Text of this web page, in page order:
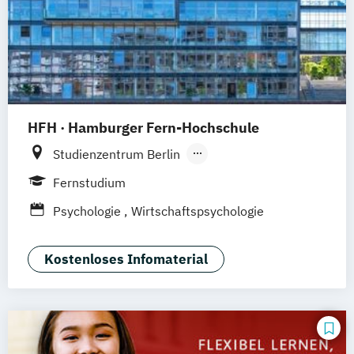
HFH · Hamburger Fern-Hochschule
Studienzentrum Berlin
Studienzentrum Düsseldorf
Studienzentrum München
Studienzentrum Stuttgart
Studienzentrum Nürnberg
Studienzentrum Kassel
Studienzentrum Essen
Studienzentrum Heilbronn
Fernstudium
Psychologie
Wirtschaftspsychologie
Kostenloses Infomaterial